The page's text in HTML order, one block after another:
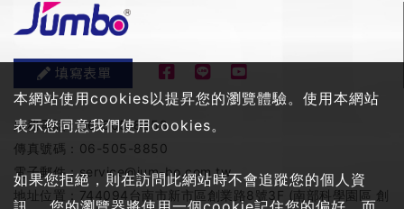
填寫表單
服務電話：06-505-8858
傳真號碼： 06-505-8850
電子郵件：service@jum-bo.com.tw
地址位置： 744094台南市新市區創業路8號3F (南部科學園區 創
本網站使用cookies以提昇您的瀏覽體驗。使用本網站
表示您同意我們使用cookies。
如果您拒絕，則在訪問此網站時不會追蹤您的個人資